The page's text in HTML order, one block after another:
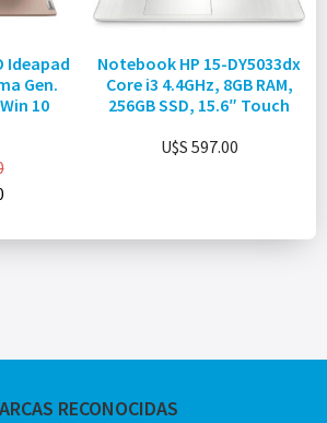
Ideapad
Gen.
10
Notebook HP 15-DY5033dx
Core i3 4.4GHz, 8GB RAM,
256GB SSD, 15.6″ Touch
U$S 597.00
RECONOCIDAS